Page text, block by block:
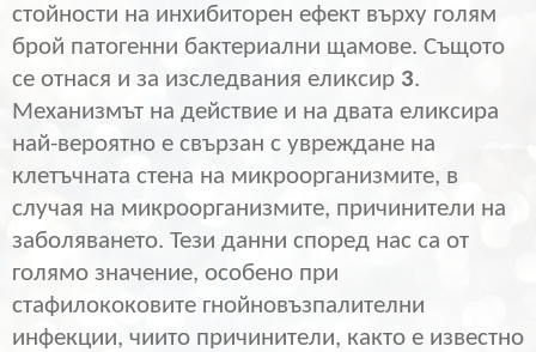
стойности на инхибиторен ефект върху голям
брой патогенни бактериални щамове. Същото
се отнася и за изследвания еликсир 3.
Механизмът на действие и на двата еликсира
най-вероятно е свързан с увреждане на
клетъчната стена на микроорганизмите, в
случая на микроорганизмите, причинители на
заболяването. Тези данни според нас са от
голямо значение, особено при
стафилококовите гнойновъзпалителни
инфекции, чиито причинители, както е известно